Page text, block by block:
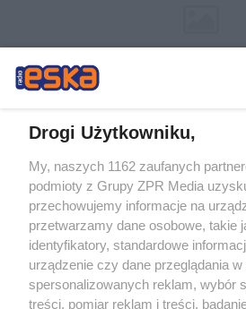
Żaden utwór zamieszczony w serwisie nie
rozpowszechniany lub dalej
tym także elektroniczny lub mechaniczny) na
eksploatacji w jakiejkolwiek formie, włącznie
bez pisemnej zgody właściciela praw.
wykorzystanie utworów w całości lub w części
bez właściwej zgody, jest zabronione pod
prawnie.
Drogi Użytkowniku,
My, naszych 1162 zaufanych
podmioty z Grupy ZPR Media
przechowujemy informacje na
przetwarzamy dane osobowe, takie
identyfikatory, standardowe
urządzenie czy dane przeglądania
spersonalizowanych reklam, wybór
treści, pomiar reklam i treści,